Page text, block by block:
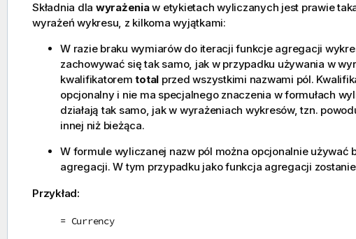
Składnia dla wyrażeniaw etykietach wyliczanych jest prawie
wyrażeń wykresu, z kilkoma wyjątkami:
W razie braku wymiarów do iteracji funkcje agregacji
zachowywać się tak samo, jak w przypadku używania w
kwalifikatoremtotal przed wszystkimi nazwami pól.
opcjonalny i nie ma specjalnego znaczenia w formułach
działają tak samo, jak w wyrażeniach wykresów, tzn.
innej niż bieżąca.
W formule wyliczanej nazw pól można opcjonalnie używać
agregacji. W tym przypadku jako funkcja agregacji
Przykład:
= Currency